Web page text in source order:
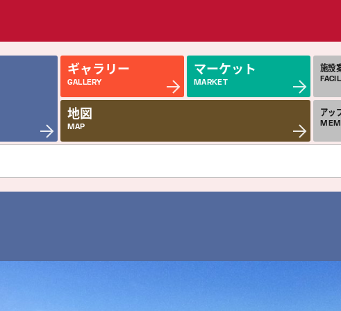
ギャラリー
GALLERY
マーケット
MARKET
地図
MAP
施設
アッ